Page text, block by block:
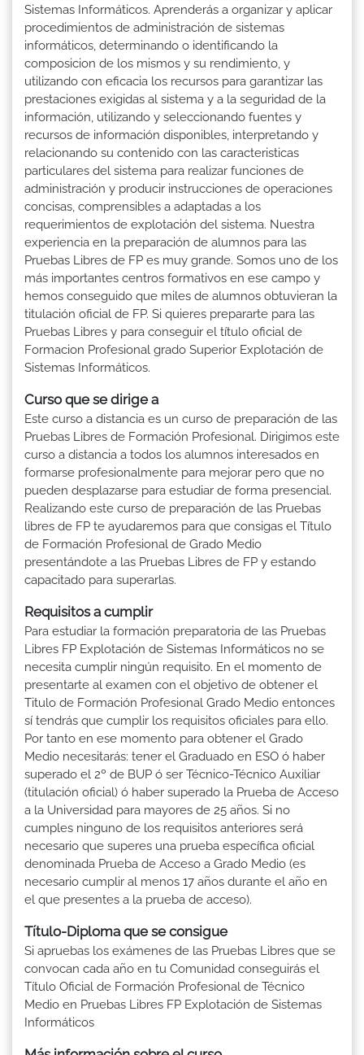
Sistemas Informáticos. Aprenderás a organizar y aplicar
procedimientos de administración de sistemas
informáticos, determinando o identificando la
composicion de los mismos y su rendimiento, y
utilizando con eficacia los recursos para garantizar las
prestaciones exigidas al sistema y a la seguridad de la
información, utilizando y seleccionando fuentes y
recursos de información disponibles, interpretando y
relacionando su contenido con las caracteristicas
particulares del sistema para realizar funciones de
administración y producir instrucciones de operaciones
concisas, comprensibles a adaptadas a los
requerimientos de explotación del sistema. Nuestra
experiencia en la preparación de alumnos para las
Pruebas Libres de FP es muy grande. Somos uno de los
más importantes centros formativos en ese campo y
hemos conseguido que miles de alumnos obtuvieran la
titulación oficial de FP. Si quieres prepararte para las
Pruebas Libres y para conseguir el título oficial de
Formacion Profesional grado Superior Explotación de
Sistemas Informáticos.
Curso que se dirige a
Este curso a distancia es un curso de preparación de las
Pruebas Libres de Formación Profesional. Dirigimos este
curso a distancia a todos los alumnos interesados en
formarse profesionalmente para mejorar pero que no
pueden desplazarse para estudiar de forma presencial.
Realizando este curso de preparación de las Pruebas
libres de FP te ayudaremos para que consigas el Título
de Formación Profesional de Grado Medio
presentándote a las Pruebas Libres de FP y estando
capacitado para superarlas.
Requisitos a cumplir
Para estudiar la formación preparatoria de las Pruebas
Libres FP Explotación de Sistemas Informáticos no se
necesita cumplir ningún requisito. En el momento de
presentarte al examen con el objetivo de obtener el
Titulo de Formación Profesional Grado Medio entonces
sí tendrás que cumplir los requisitos oficiales para ello.
Por tanto en ese momento para obtener el Grado
Medio necesitarás: tener el Graduado en ESO ó haber
superado el 2º de BUP ó ser Técnico-Técnico Auxiliar
(titulación oficial) ó haber superado la Prueba de Acceso
a la Universidad para mayores de 25 años. Si no
cumples ninguno de los requisitos anteriores será
necesario que superes una prueba específica oficial
denominada Prueba de Acceso a Grado Medio (es
necesario cumplir al menos 17 años durante el año en
el que presentes a la prueba de acceso).
Título-Diploma que se consigue
Si apruebas los exámenes de las Pruebas Libres que se
convocan cada año en tu Comunidad conseguirás el
Título Oficial de Formación Profesional de Técnico
Medio en Pruebas Libres FP Explotación de Sistemas
Informáticos